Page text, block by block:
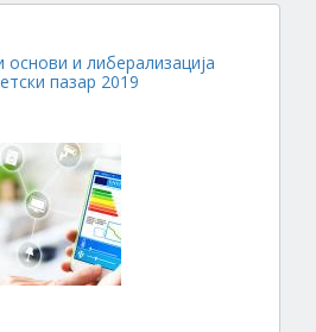
основи и либерализација
пазар 2019